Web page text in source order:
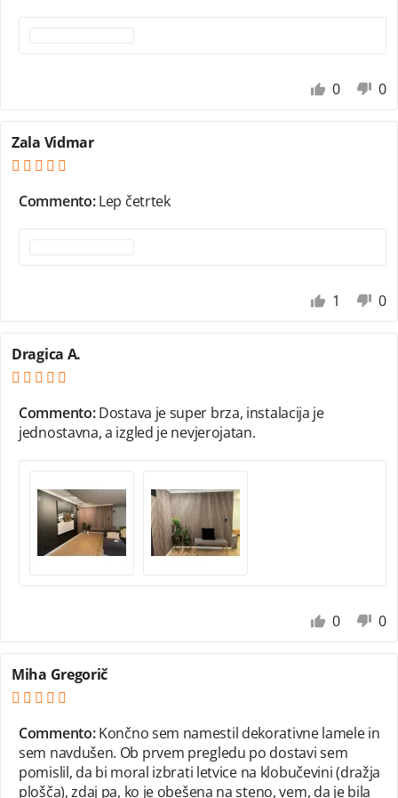
0 0
Zala Vidmar
Commento:Lep četrtek
1 0
Dragica A.
Commento:Dostava je super brza, instalacija je
jednostavna, a izgled je nevjerojatan.
0 0
Miha Gregorič
Commento:Končno sem namestil dekorativne lamele in
sem navdušen. Ob prvem pregledu po dostavi sem
pomislil, da bi moral izbrati letvice na klobučevini (dražja
plošča), zdaj pa, ko je obešena na steno, vem, da je bila